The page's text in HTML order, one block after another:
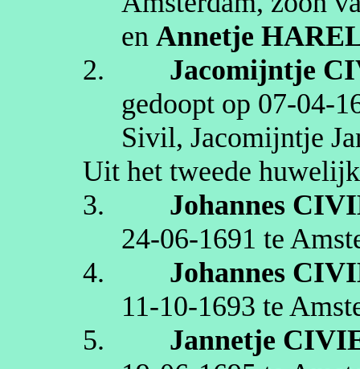
enAnnetje
2.
Jacomijntje
gedoopt op
Sivil, Jacomijntje
Uit het tweede
3.
Johannes
24‑06‑1691 te
4.
Johannes
11‑10‑1693 te
5.
Jannetje